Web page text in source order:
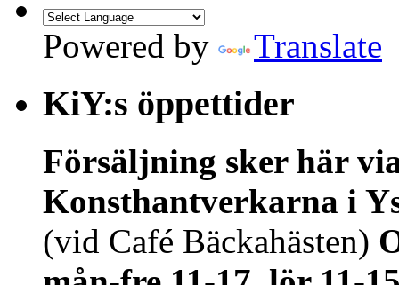
Powered by Translate
KiY:s öppettider
Försäljning sker här
Konsthantverkarna i
(vid Café Bäckahästen)